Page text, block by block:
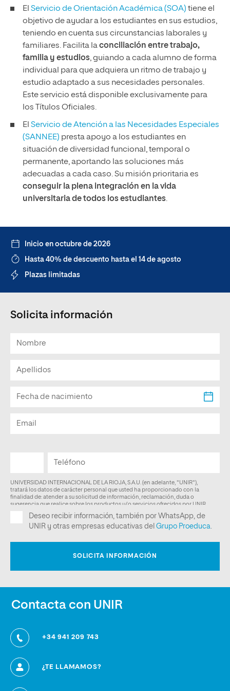
El Servicio de Orientación Académica (SOA) tiene el
objetivo de ayudar a los estudiantes en sus estudios,
teniendo en cuenta sus circunstancias laborales y
familiares. Facilita laconciliación entre trabajo,
familia y estudios, guiando a cada alumno de forma
individual para que adquiera un ritmo de trabajo y
estudio adaptado a sus necesidades personales.
Este servicio está disponible exclusivamente para
los Títulos Oficiales.
El Servicio de Atención a las Necesidades Especiales
(SANNEE) presta apoyo a los estudiantes en
situación de diversidad funcional, temporal o
permanente, aportando las soluciones más
adecuadas a cada caso. Su misión prioritaria es
conseguir la plena integración en la vida
universitaria de todos los estudiantes.
Inicio en octubre de 2026
Hasta 40% de descuento hasta el 14 de agosto
Plazas limitadas
Solicita información
Contacta con UNIR
+34 941 209 743
¿TE LLAMAMOS?